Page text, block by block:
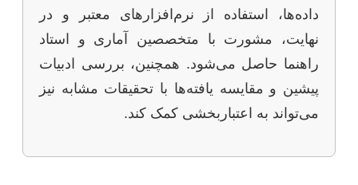
داده‌ها، استفاده از نرم‌افزارهای معتبر و در
نهایت، مشورت با متخصصین آماری و استاد
راهنما حاصل می‌شود. همچنین، بررسی ادبیات
پیشین و مقایسه یافته‌ها با تحقیقات مشابه نیز
می‌تواند به اعتباربخشی کمک کند.